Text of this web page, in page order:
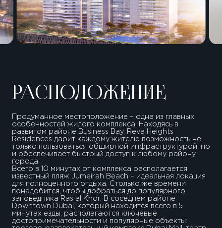
РАСПОЛОЖЕНИЕ
Продуманное местоположение – одна из главных
особенностей жилого комплекса. Находясь в
развитом районе Business Bay, Reva Heights
Residences дарит каждому жителю возможность не
только пользоваться обширной инфраструктурой, но
и обеспечивает быстрый доступ к любому району
города.
Всего в 10 минутах от комплекса располагается
известный пляж Jumeirah Beach – идеальная локация
для полноценного отдыха. Столько же времени
понадобится, чтобы добраться до популярного
заповедника Ras al Khor. В соседнем районе
Downtown Dubai, который находится всего в 5
минутах езды, располагаются ключевые
достопримечательности и популярные объекты: